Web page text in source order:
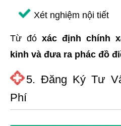
Xét nghiệm nội tiết
Từ đó xác định chính
kinh và đưa ra phác đồ
5. Đăng Ký Tư
Phí